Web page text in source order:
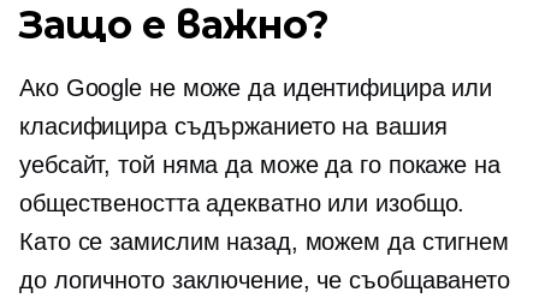
Защо е важно?
Ако Google не може да идентифицира или
класифицира съдържанието на вашия
уебсайт, той няма да може да го покаже на
обществеността адекватно или изобщо.
Като се замислим назад, можем да стигнем
до логичното заключение, че съобщаването